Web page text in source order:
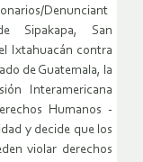
Denunciant
Sipakapa, San
Ixtahuacán contra
de Guatemala, la
Interamericana
Humanos -
y decide que los
violar derechos